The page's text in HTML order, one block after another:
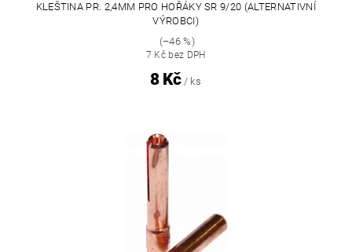
KLEŠTINA PR. 2,4MM PRO HOŘÁKY SR 9/20 (ALTERNATIVNÍ
VÝROBCI)
(–46 %)
7 Kč bez DPH
8 Kč / ks